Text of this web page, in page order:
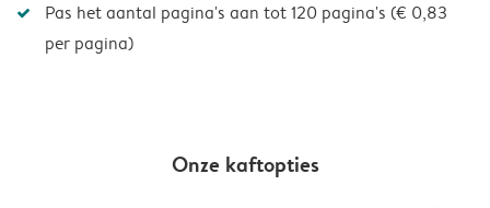
Pas het aantal pagina's aan tot 120 pagina's (€ 0,83
per pagina)
Onze kaftopties